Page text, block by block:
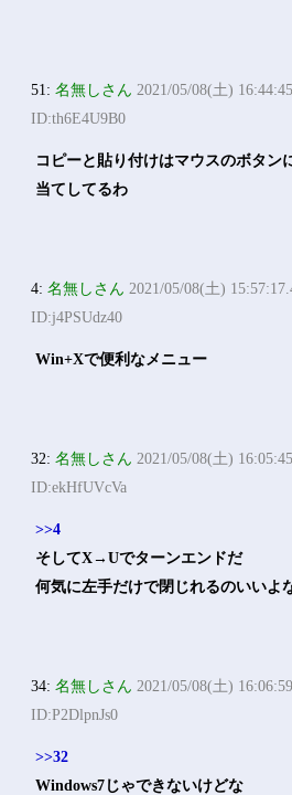
51:名無しさん 2021/05/08(土)
ID:th6E4U9B0
コピーと貼り付けはマウスのボタン
当てしてるわ
4:名無しさん 2021/05/08(土)
ID:j4PSUdz40
Win+Xで便利なメニュー
32:名無しさん 2021/05/08(土)
ID:ekHfUVcVa
>>4
そしてX→Uでターンエンドだ
何気に左手だけで閉じれるのいいよ
34:名無しさん 2021/05/08(土)
ID:P2DlpnJs0
>>32
Windows7じゃできないけどな